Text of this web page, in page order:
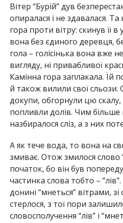
Вітер “Бурій” дув
опиралася і не здавалася.
гора проти вітру: скинув її
вона без єдиного деревця,
гола – голісінька вона вже
вигляду, ні привабливої
Камінна гора заплакала. Їй
й також вилили свої сльози.
докупи, обгорнули цю скалу,
попливли долів. Чим
назбиралося сліз, а з них
А як тече вода, то вона на
змиває. Отож змилося слово
початок, бо він був
частинка слова тобто –
донині “мнеться” вітрами, зі
стерлося, з тої пори
словосполучення “лів” і